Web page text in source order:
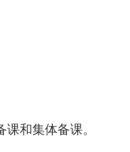
和集体备课。